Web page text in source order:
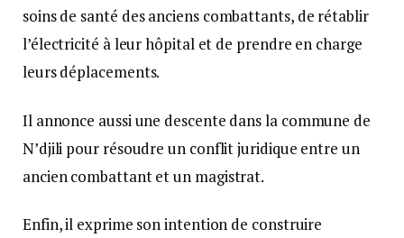
soins de santé des anciens combattants, de rétablir
l’électricité à leur hôpital et de prendre en charge
leurs déplacements.
Il annonce aussi une descente dans la commune de
N’djili pour résoudre un conflit juridique entre un
ancien combattant et un magistrat.
Enfin, il exprime son intention de construire